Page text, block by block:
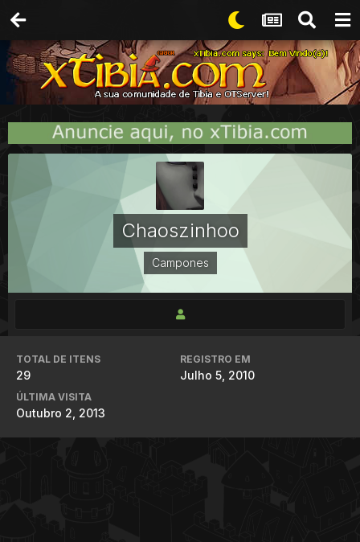
Chaoszinhoo
Campones
TOTAL DE ITENS
29
REGISTRO EM
Julho 5, 2010
ÚLTIMA VISITA
Outubro 2, 2013